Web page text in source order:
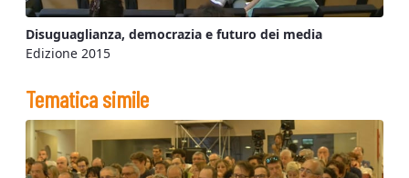
Disuguaglianza, democrazia e futuro dei media
Edizione 2015
Tematica simile